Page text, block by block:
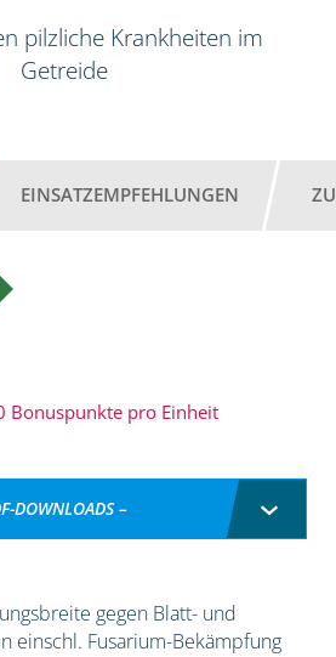
pilzliche Krankheiten im
Getreide
EINSATZEMPFEHLUNGEN
Bonuspunkte pro Einheit
DOWNLOADS –
gegen Blatt- und
einschl. Fusarium-Bekämpfung